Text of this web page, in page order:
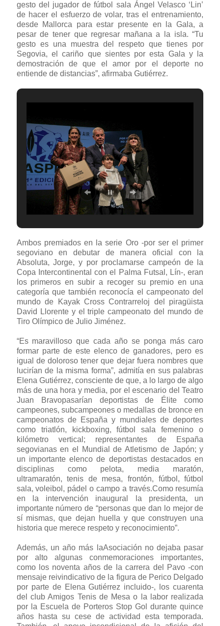
gesto del jugador de fútbol sala Ángel Velasco ‘Lin’
de hacer el esfuerzo de volar, tras el entrenamiento,
desde Mallorca para estar presente en la Gala, a
pesar de tener que regresar mañana a la isla. “Tu
gesto es una muestra del respeto que tienes por
Segovia, el cariño que sientes por esta Gala y la
demostración de que el amor por el deporte no
entiende de distancias”, afirmaba Gutiérrez.
Ambos premiados en la serie Oro -por ser el primer
segoviano en debutar de manera oficial con la
Absoluta, Jorge, y por proclamarse campeón de la
Copa Intercontinental con el Palma Futsal, Lín-, eran
los primeros en subir a recoger su premio en una
categoría que también reconocía el campeonato del
mundo de Kayak Cross Contrarreloj del piragüista
David Llorente y el triple campeonato del mundo de
Tiro Olímpico de Julio Jiménez.
“Es maravilloso que cada año se ponga más caro
formar parte de este elenco de ganadores, pero es
igual de doloroso tener que dejar fuera nombres que
lucirían de la misma forma”, admitía en sus palabras
Elena Gutiérrez, consciente de que, a lo largo de algo
más de una hora y media, por el escenario del Teatro
Juan Bravopasarían deportistas de Élite como
campeones, subcampeones o medallas de bronce en
campeonatos de España y mundiales de deportes
como triatlón, kickboxing, fútbol sala femenino o
kilómetro vertical; representantes de España
segovianas en el Mundial de Atletismo de Japón; y
un importante elenco de deportistas destacados en
disciplinas como pelota, media maratón,
ultramaratón, tenis de mesa, frontón, fútbol, fútbol
sala, voleibol, pádel o campo a través.Como resumía
en la intervención inaugural la presidenta, un
importante número de “personas que dan lo mejor de
sí mismas, que dejan huella y que construyen una
historia que merece respeto y reconocimiento”.
Además, un año más laAsociación no dejaba pasar
por alto algunas conmemoraciones importantes,
como los noventa años de la carrera del Pavo -con
mensaje reivindicativo de la figura de Perico Delgado
por parte de Elena Gutiérrez incluido-, los cuarenta
del club Amigos Tenis de Mesa o la labor realizada
por la Escuela de Porteros Stop Gol durante quince
años hasta su cese de actividad esta temporada.